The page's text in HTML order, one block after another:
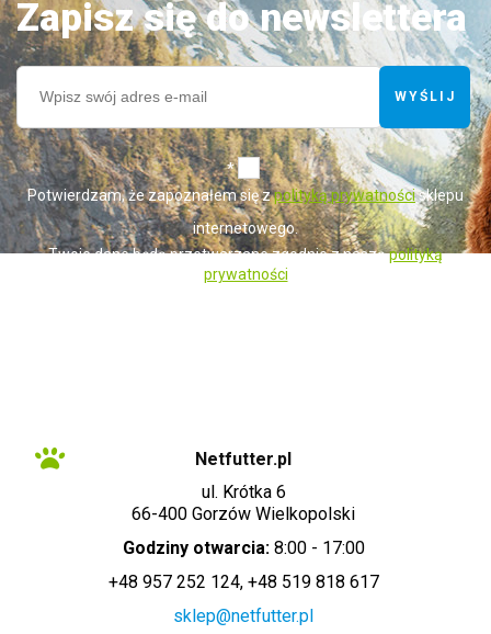
Zapisz się do newslettera
WYŚLIJ
*
Potwierdzam, że zapoznałem się zpolityką prywatnościsklepu
internetowego.
Twoje dane będą przetwarzane zgodnie z nasząpolityką
prywatności
Netfutter.pl
ul. Krótka 6
66-400 Gorzów Wielkopolski
Godziny otwarcia:8:00 - 17:00
+48 957 252 124, +48 519 818 617
sklep@netfutter.pl